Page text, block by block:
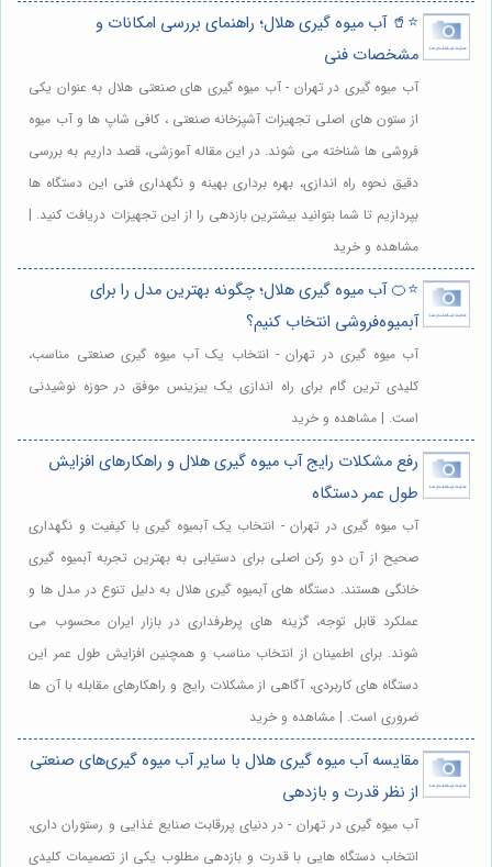
⭐️🥤 آب میوه گیری هلال؛ راهنمای بررسی امکانات و
مشخصات فنی
آب میوه گیری در تهران - آب میوه گیری های صنعتی هلال به عنوان یکی
از ستون های اصلی تجهیزات آشپزخانه صنعتی ، کافی شاپ ها و آب میوه
فروشی ها شناخته می شوند. در این مقاله آموزشی، قصد داریم به بررسی
دقیق نحوه راه اندازی، بهره برداری بهینه و نگهداری فنی این دستگاه ها
بپردازیم تا شما بتوانید بیشترین بازدهی را از این تجهیزات دریافت کنید. |
مشاهده و خرید
⭐️🍊 آب میوه گیری هلال؛ چگونه بهترین مدل را برای
آبمیوه‌فروشی انتخاب کنیم؟
آب میوه گیری در تهران - انتخاب یک آب میوه گیری صنعتی مناسب،
کلیدی ترین گام برای راه اندازی یک بیزینس موفق در حوزه نوشیدنی
است. | مشاهده و خرید
رفع مشکلات رایج آب میوه گیری هلال و راهکارهای افزایش
طول عمر دستگاه
آب میوه گیری در تهران - انتخاب یک آبمیوه گیری با کیفیت و نگهداری
صحیح از آن دو رکن اصلی برای دستیابی به بهترین تجربه آبمیوه گیری
خانگی هستند. دستگاه های آبمیوه گیری هلال به دلیل تنوع در مدل ها و
عملکرد قابل توجه، گزینه های پرطرفداری در بازار ایران محسوب می
شوند. برای اطمینان از انتخاب مناسب و همچنین افزایش طول عمر این
دستگاه های کاربردی، آگاهی از مشکلات رایج و راهکارهای مقابله با آن ها
ضروری است. | مشاهده و خرید
مقایسه آب میوه گیری هلال با سایر آب میوه گیری‌های صنعتی
از نظر قدرت و بازدهی
آب میوه گیری در تهران - در دنیای پررقابت صنایع غذایی و رستوران داری،
انتخاب دستگاه هایی با قدرت و بازدهی مطلوب یکی از تصمیمات کلیدی